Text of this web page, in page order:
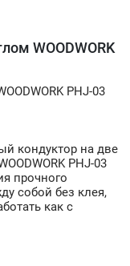
WOODWORK
PHJ-03
кондуктор на две
PHJ-03
прочного
собой без клея,
как с
03 SET